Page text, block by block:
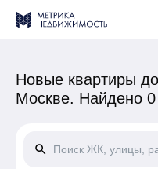
Новые квартиры
Москве. Найдено 0
search